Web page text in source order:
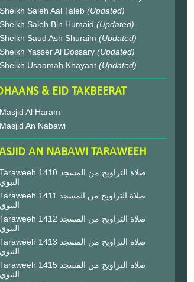
Sheikh Saleh Aal Taleb (Updated)
Sheikh Saleh Bin Humaid (Updated)
Sheikh Saud Ash Shuraim (Updated)
Sheikh Yasser Al Dossary (Updated)
Sheikh Usaamah Khayaat (Updated)
& EID TAKBEERAT
Masjid Al Haram
Masjid An Nabawi
AN NABAWI TARAWEEH
Taraweeh 1410 صلاة التراويح من المسجد
النبوي
Taraweeh 1411 صلاة التراويح من المسجد
النبوي
Taraweeh 1412 صلاة التراويح من المسجد
النبوي
Taraweeh 1413 صلاة التراويح من المسجد
النبوي
Taraweeh 1415 صلاة التراويح من المسجد
النبوي